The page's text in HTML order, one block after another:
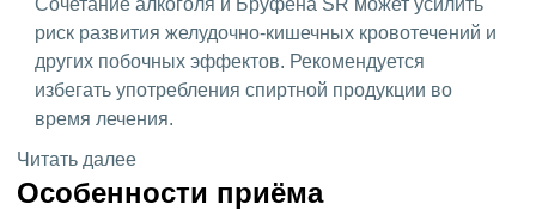
риск развития желудочно-кишечных кровотечений и
других побочных эффектов. Рекомендуется
избегать употребления спиртной продукции во
время лечения.
Читать далее
Особенности приёма